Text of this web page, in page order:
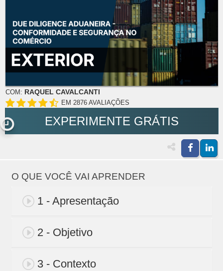
COM: RAQUEL CAVALCANTI
EM 2876 AVALIAÇÕES
EXPERIMENTE GRÁTIS
O QUE VOCÊ VAI APRENDER
1 - Apresentação
2 - Objetivo
3 - Contexto